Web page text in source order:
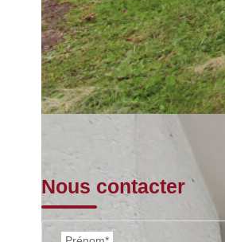
Nous contacter